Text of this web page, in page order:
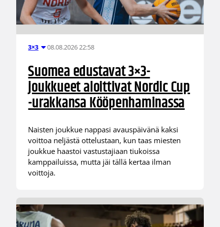
3×3 08.08.2026 22:58
Suomea edustavat 3×3-
joukkueet aloittivat Nordic Cup
-urakkansa Kööpenhaminassa
Naisten joukkue nappasi avauspäivänä kaksi
voittoa neljästä ottelustaan, kun taas miesten
joukkue haastoi vastustajiaan tiukoissa
kamppailuissa, mutta jäi tällä kertaa ilman
voittoja.